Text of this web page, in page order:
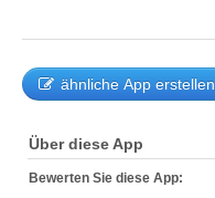
ähnliche App erstellen
Über diese App
Bewerten Sie diese App: